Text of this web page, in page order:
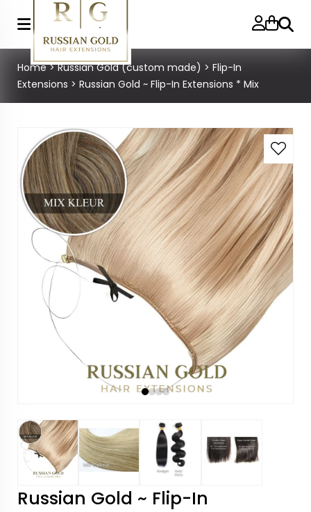
Home>Russian Gold (custom made) > Flip-In
Extensions > Russian Gold ~ Flip-In Extensions * Mix
Russian Gold ~ Flip-In